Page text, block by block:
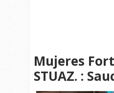
Mujeres
STUAZ. :